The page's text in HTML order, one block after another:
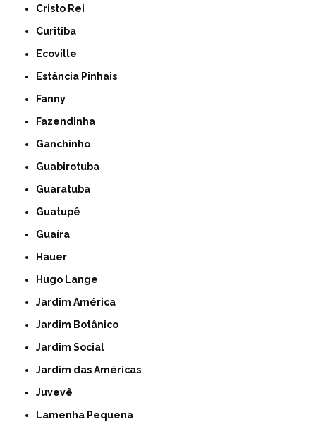
Cristo Rei
Curitiba
Ecoville
Estância Pinhais
Fanny
Fazendinha
Ganchinho
Guabirotuba
Guaratuba
Guatupê
Guaíra
Hauer
Hugo Lange
Jardim América
Jardim Botânico
Jardim Social
Jardim das Américas
Juvevê
Lamenha Pequena